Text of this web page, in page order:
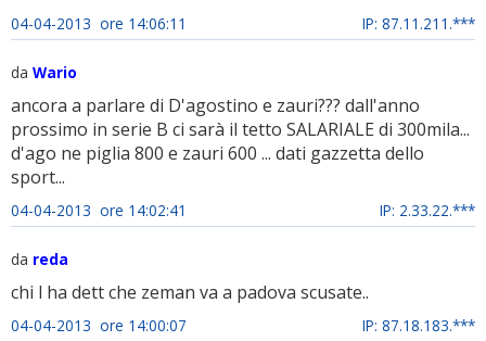
04-04-2013 ore 14:06:11 IP: 87.11.211.***
da Wario
ancora a parlare di D'agostino e zauri??? dall'anno
prossimo in serie B ci sarà il tetto SALARIALE di 300mila...
d'ago ne piglia 800 e zauri 600 ... dati gazzetta dello
sport...
04-04-2013 ore 14:02:41 IP: 2.33.22.***
da reda
chi l ha dett che zeman va a padova scusate..
04-04-2013 ore 14:00:07 IP: 87.18.183.***